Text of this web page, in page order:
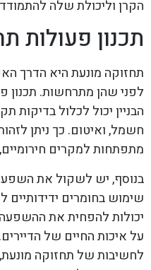
הקרן וליכולת שלה
תכנון פעולות
תחזוקה מונעת היא הדרך
לפני שהן מתרחשות. תכנון
הבניין יכול לכלול בדיקות
חשמל, ואיטום. כך ניתן
מתפתחות למקרים
בנוסף, יש לשקול את
שימוש בחומרים ידידותיים
יכולות להפחית את
על איכות החיים של
לחשיבות של תחזוקה